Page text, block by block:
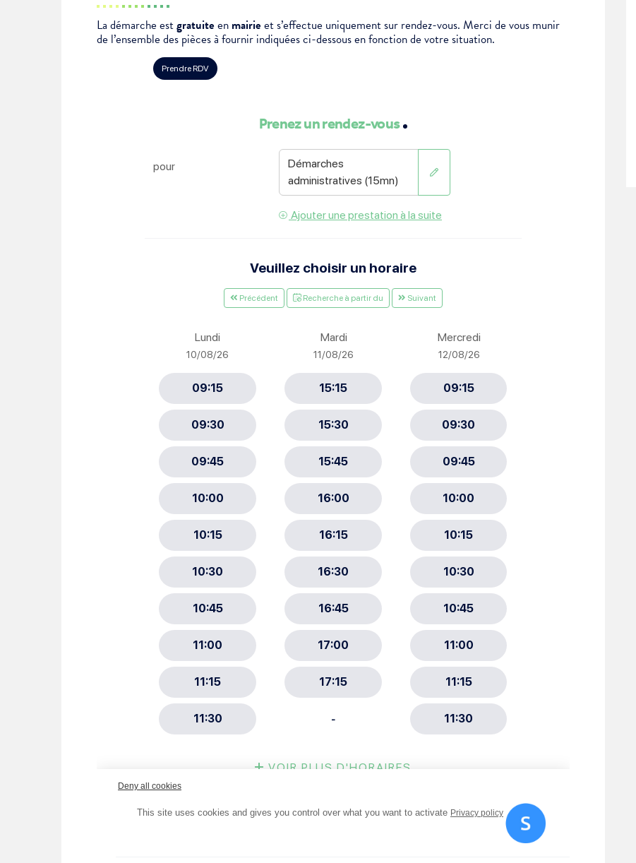
La démarche estgratuiteen mairieet s’effectue uniquement sur rendez-vous. Merci de vous munir
de l’ensemble des pièces à fournir indiquées ci-dessous en fonction de votre situation.
Choisissez votre abonnement :
Alertes Mail
Newsletter Culture
Newsletter Sport et Vie associative